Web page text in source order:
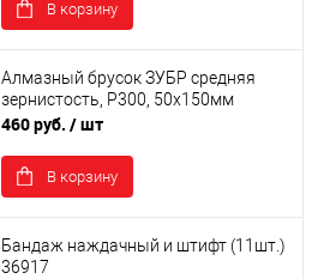
В корзину
Алмазный брусок ЗУБР средняя
зернистость, Р300, 50х150мм
460 руб. / шт
В корзину
Бандаж наждачный и штифт (11шт.)
36917